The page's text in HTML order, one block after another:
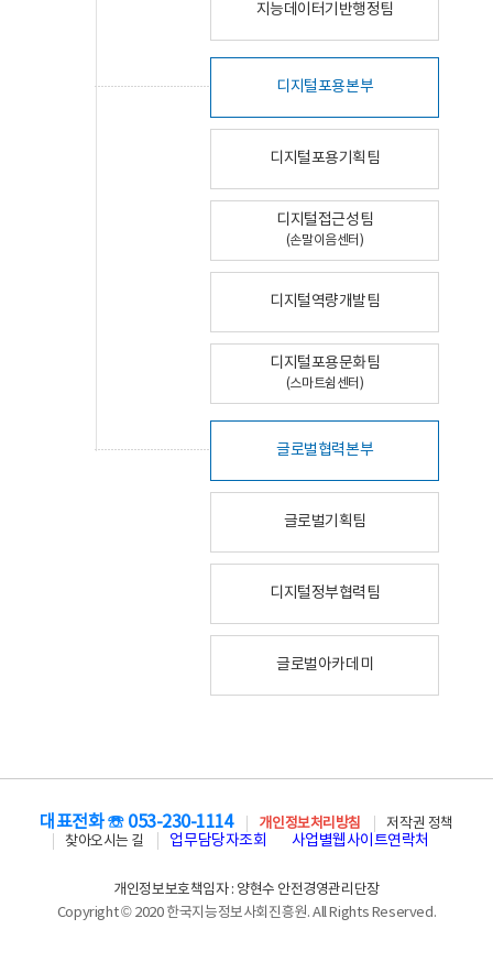
지능데이터기반행정팀
디지털포용본부
디지털포용기획팀
디지털접근성팀
(손말이음센터)
디지털역량개발팀
디지털포용문화팀
(스마트쉼센터)
글로벌협력본부
글로벌기획팀
디지털정부협력팀
글로벌아카데미
대표전화 ☏ 053-230-1114 개인정보처리방침
저작권 정책
찾아오시는 길
업무담당자조회 사업별웹사이트연락처
개인정보보호책임자 : 양현수 안전경영관리단장
Copyright © 2020 한국지능정보사회진흥원. All Rights Reserved.